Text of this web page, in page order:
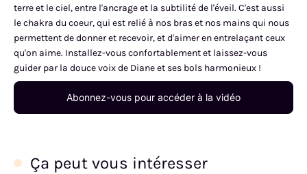
terre et le ciel, entre l'ancrage et la subtilité de l'éveil. C'est aussi
le chakra du coeur, qui est relié à nos bras et nos mains qui nous
permettent de donner et recevoir, et d'aimer en entrelaçant ceux
qu'on aime. Installez-vous confortablement et laissez-vous
guider par la douce voix de Diane et ses bols harmonieux !
Abonnez-vous pour accéder à la vidéo
Ça peut vous intéresser